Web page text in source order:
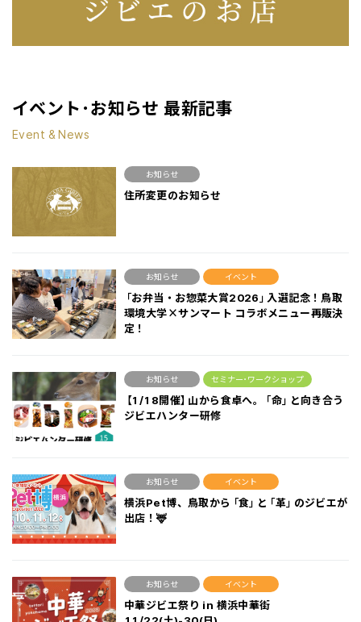
イベント･お知らせ 最新記事
Event & News
お知らせ
住所変更のお知らせ
お知らせ イベント
「お弁当・お惣菜大賞2026」入選記念！鳥取
環境大学×サンマート コラボメニュー再販決
定！
お知らせ セミナー･ワークショップ
【1/18開催】山から食卓へ。「命」と向き合う
ジビエハンター研修
お知らせ イベント
横浜Pet博、鳥取から「食」と「革」のジビエが
出店！🦌
お知らせ イベント
中華ジビエ祭り in 横浜中華街